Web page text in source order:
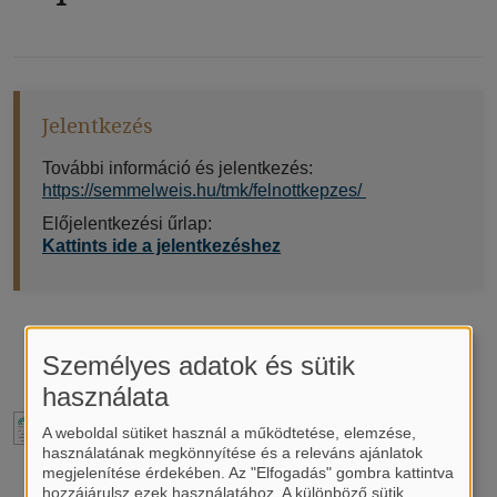
Jelentkezés
További információ és jelentkezés:
https://semmelweis.hu/tmk/felnottkepzes/
Előjelentkezési űrlap:
Kattints ide a jelentkezéshez
Előjelentkezem most
Supervisor's Masterclass Program 26/27
Személyes adatok és sütik
használata
A weboldal sütiket használ a működtetése, elemzése,
használatának megkönnyítése és a releváns ajánlatok
megjelenítése érdekében. Az "Elfogadás" gombra kattintva
hozzájárulsz ezek használatához. A különböző sütik